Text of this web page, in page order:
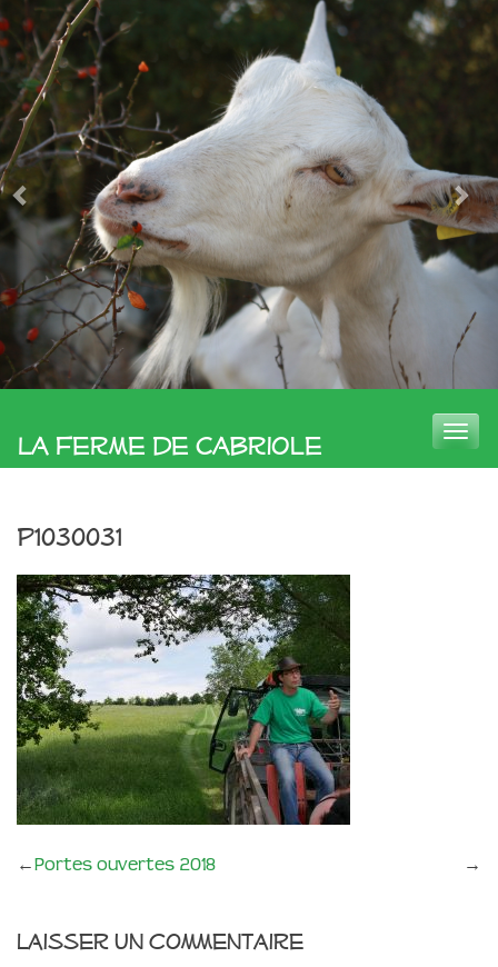
La Ferme de Cabriole
Toggle
P1030031
←Portes ouvertes 2018 →
Laisser un commentaire